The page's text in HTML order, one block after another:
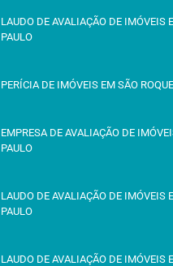
LAUDO DE AVALIAÇÃO DE IMÓVEIS
PAULO
PERÍCIA DE IMÓVEIS EM SÃO
EMPRESA DE AVALIAÇÃO DE
PAULO
LAUDO DE AVALIAÇÃO DE IMÓVEIS
PAULO
LAUDO DE AVALIAÇÃO DE IMÓVEIS